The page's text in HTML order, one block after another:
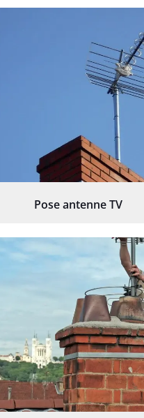
Pose antenne TV